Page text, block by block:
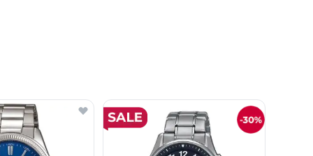
nawigacji karuzeli za pomocą linka pomijającego.